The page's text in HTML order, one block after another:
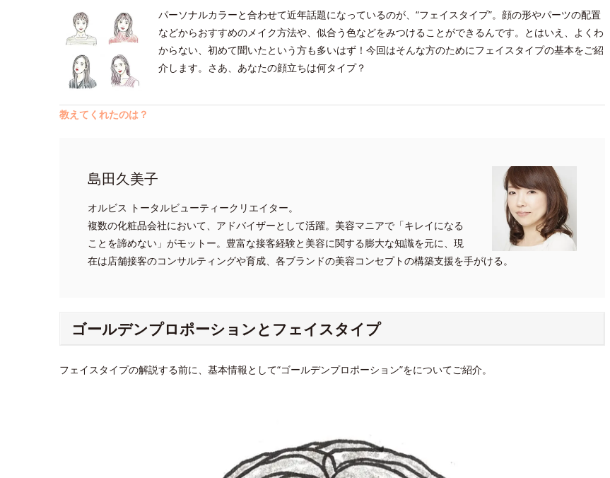
パーソナルカラーと合わせて近年話題になっているのが、“フェイスタイプ”。顔の形やパーツの配置
などからおすすめのメイク方法や、似合う色などをみつけることができるんです。とはいえ、よくわ
からない、初めて聞いたという方も多いはず！今回はそんな方のためにフェイスタイプの基本をご紹
介します。さあ、あなたの顔立ちは何タイプ？
教えてくれたのは？
島田久美子
オルビス トータルビューティークリエイター。
複数の化粧品会社において、アドバイザーとして活躍。美容マニアで「キレイになる
ことを諦めない」がモットー。豊富な接客経験と美容に関する膨大な知識を元に、現
在は店舗接客のコンサルティングや育成、各ブランドの美容コンセプトの構築支援を手がける。
ゴールデンプロポーションとフェイスタイプ
フェイスタイプの解説する前に、基本情報として“ゴールデンプロポーション”をについてご紹介。